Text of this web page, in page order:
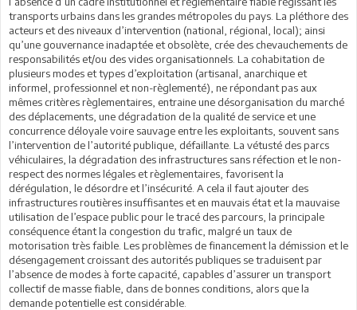
transports urbains dans les grandes métropoles du pays. La pléthore des
acteurs et des niveaux d’intervention (national, régional, local); ainsi
qu’une gouvernance inadaptée et obsolète, crée des chevauchements de
responsabilités et/ou des vides organisationnels. La cohabitation de
plusieurs modes et types d’exploitation (artisanal, anarchique et
informel, professionnel et non-règlementé), ne répondant pas aux
mêmes critères règlementaires, entraine une désorganisation du marché
des déplacements, une dégradation de la qualité de service et une
concurrence déloyale voire sauvage entre les exploitants, souvent sans
l’intervention de l’autorité publique, défaillante. La vétusté des parcs
véhiculaires, la dégradation des infrastructures sans réfection et le non-
respect des normes légales et règlementaires, favorisent la
dérégulation, le désordre et l’insécurité. A cela il faut ajouter des
infrastructures routières insuffisantes et en mauvais état et la mauvaise
utilisation de l’espace public pour le tracé des parcours, la principale
conséquence étant la congestion du trafic, malgré un taux de
motorisation très faible. Les problèmes de financement la démission et le
désengagement croissant des autorités publiques se traduisent par
l’absence de modes à forte capacité, capables d’assurer un transport
collectif de masse fiable, dans de bonnes conditions, alors que la
demande potentielle est considérable.